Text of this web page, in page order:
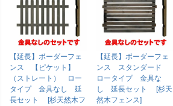
【延長】ボーダーフェ
ンス 【ピケット】
（ストレート） ロー
タイプ 金具なし 延
長セット [杉天然木フ
【延長】ボーダーフェ
ンス スタンダード
ロータイプ 金具な
し 延長セット [杉天
然木フェンス]